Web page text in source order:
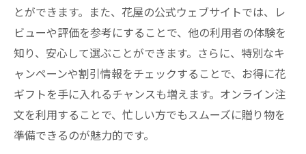
とができます。また、花屋の公式ウェブサイトでは、レ
ビューや評価を参考にすることで、他の利用者の体験を
知り、安心して選ぶことができます。さらに、特別なキ
ャンペーンや割引情報をチェックすることで、お得に花
ギフトを手に入れるチャンスも増えます。オンライン注
文を利用することで、忙しい方でもスムーズに贈り物を
準備できるのが魅力的です。